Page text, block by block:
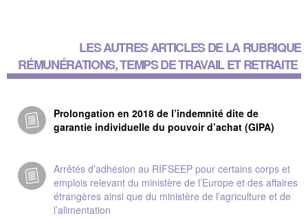
LES AUTRES ARTICLES DE LA RUBRIQUE
RÉMUNÉRATIONS, TEMPS DE TRAVAIL ET RETRAITE
Prolongation en 2018 de l’indemnité dite de
garantie individuelle du pouvoir d’achat (GIPA)
Arrêtés d’adhésion au RIFSEEP pour certains corps et
emplois relevant du ministère de l’Europe et des affaires
étrangères ainsi que du ministère de l’agriculture et de
l’alimentation